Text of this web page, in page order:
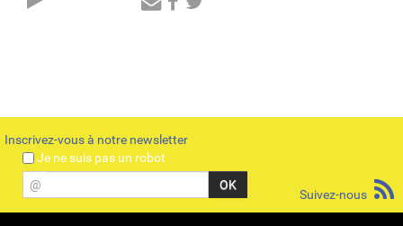
Inscrivez-vous à notre newsletter
Je ne suis pas un robot
@
Suivez-nous